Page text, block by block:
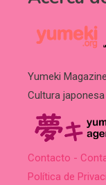
Yumeki
Cultura japonesa
Contacto -
Política de